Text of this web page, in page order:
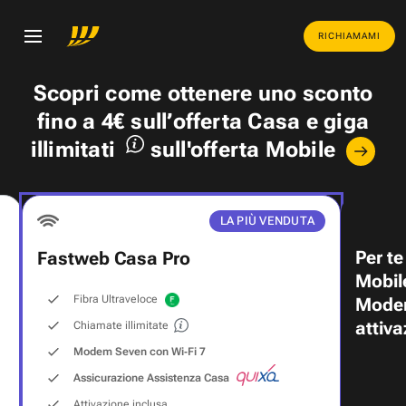
RICHIAMAMI
Scopri come ottenere uno sconto
fino a 4€ sull’offerta Casa egiga
illimitati
sull'offerta Mobile
LA PIÙ VENDUTA
Fastweb Casa Pro
Fibra Ultraveloce
Chiamate illimitate
Modem Seven con Wi‑Fi 7
Assicurazione Assistenza Casa
Per